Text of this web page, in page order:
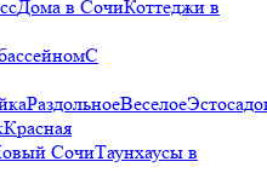
Дома в СочиКоттеджи в
С
РаздольноеВеселое
Красная
СочиТаунхаусы в